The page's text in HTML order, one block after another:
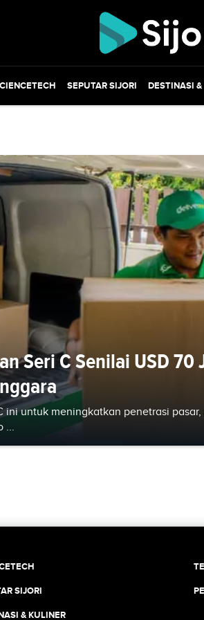
SEPUTAR SIJORI DESTINASI &
Seri C Senilai USD
untuk meningkatkan penetrasi
SIJORI
& KULINER